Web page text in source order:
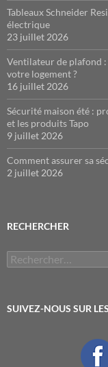
Tableaux Schneider
électrique
23 juillet 2026
Ventilateur de plafond
votre logement ?
16 juillet 2026
Sécurité maison été :
et les produits Tapo
9 juillet 2026
Comment assurer sa
2 juillet 2026
RECHERCHER
Rechercher :
SUIVEZ-NOUS SUR